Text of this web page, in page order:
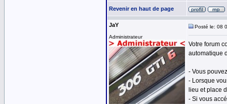
Revenir en haut de page
JaY
Administrateur
Posté le: 08
Votre forum
automatique
- Vous
- Lorsque
lieu et place
- Si vous